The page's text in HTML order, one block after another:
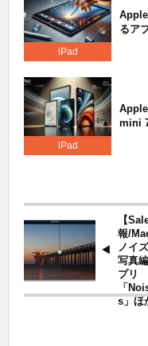
iPad
るア
iPad
mini
【
報/
ノイ
写真
プリ
「
s」ほ